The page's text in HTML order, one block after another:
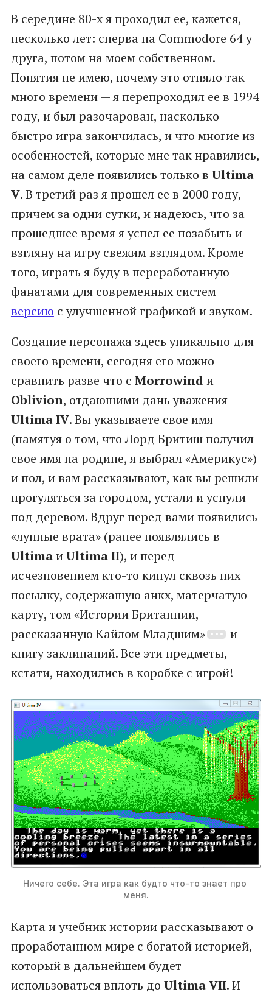
В середине 80-х я проходил ее, кажется,
несколько лет: сперва на Commodore 64 у
друга, потом на моем собственном.
Понятия не имею, почему это отняло так
много времени — я перепроходил ее в 1994
году, и был разочарован, насколько
быстро игра закончилась, и что многие из
особенностей, которые мне так нравились,
на самом деле появились только в Ultima
V. В третий раз я прошел ее в 2000 году,
причем за одни сутки, и надеюсь, что за
прошедшее время я успел ее позабыть и
взгляну на игру свежим взглядом. Кроме
того, играть я буду в переработанную
фанатами для современных систем
версию с улучшенной графикой и звуком.
Создание персонажа здесь уникально для
своего времени, сегодня его можно
сравнить разве что с Morrowindи
Oblivion, отдающими дань уважения
Ultima IV. Вы указываете свое имя
(памятуя о том, что Лорд Бритиш получил
свое имя на родине, я выбрал «Америкус»)
и пол, и вам рассказывают, как вы решили
прогуляться за городом, устали и уснули
под деревом. Вдруг перед вами появились
«лунные врата» (ранее появлялись в
UltimaиUltima II), и перед
исчезновением кто-то кинул сквозь них
посылку, содержащую анкх, матерчатую
карту, том «Истории Британнии,
рассказанную Кайлом Младшим»
и
книгу заклинаний. Все эти предметы,
кстати, находились в коробке с игрой!
Ничего себе. Эта игра как будто что-то знает про
меня.
Карта и учебник истории рассказывают о
проработанном мире с богатой историей,
который в дальнейшем будет
использоваться вплоть до Ultima VII. И